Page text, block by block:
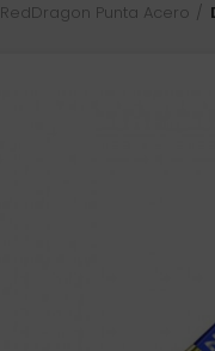
RedDragon Punta Acero